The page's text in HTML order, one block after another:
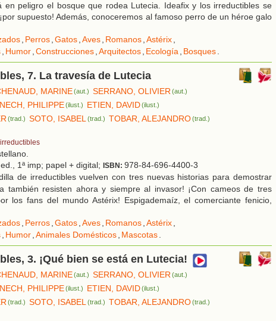
en peligro el bosque que rodea Lutecia. Ideafix y los irreductibles se
supuesto! Además, conoceremos al famoso perro de un héroe galo
, Perros,Gatos,Aves, Romanos,Astérix,
, Humor,Construcciones,Arquitectos, Ecología, Bosques.
7. La travesía de Lutecia
MARINE(aut.) SERRANO, OLIVIER (aut.)
PHILIPPE(ilust.) ETIEN, DAVID (ilust.)
(trad.) SOTO, ISABEL(trad.) TOBAR, ALEJANDRO (trad.)
1ª imp; papel + digital; ISBN: 978-84-696-4400-3
de irreductibles vuelven con tres nuevas historias para demostrar
también resisten ahora y siempre al invasor! ¡Con cameos de tres
los fans del mundo Astérix! Espigademaíz, el comerciante fenicio,
, Perros,Gatos,Aves, Romanos,Astérix,
, Humor,Animales Domésticos, Mascotas.
3. ¡Qué bien se está en Lutecia!
MARINE(aut.) SERRANO, OLIVIER (aut.)
PHILIPPE(ilust.) ETIEN, DAVID (ilust.)
(trad.) SOTO, ISABEL(trad.) TOBAR, ALEJANDRO (trad.)